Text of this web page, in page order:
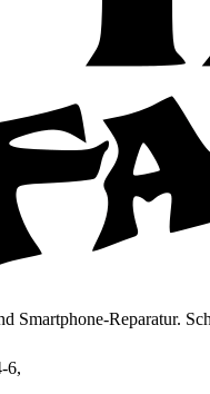
Smartphone-Reparatur.
6,